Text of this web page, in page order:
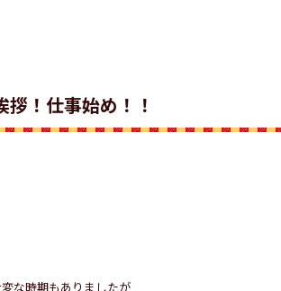
拶！仕事始め！！
な時期もありましたが